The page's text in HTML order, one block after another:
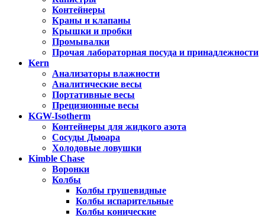
Контейнеры
Краны и клапаны
Крышки и пробки
Промывалки
Прочая лабораторная посуда и принадлежности
Kern
Анализаторы влажности
Аналитические весы
Портативные весы
Прецизионные весы
KGW-Isotherm
Контейнеры для жидкого азота
Сосуды Дьюара
Холодовые ловушки
Kimble Chase
Воронки
Колбы
Колбы грушевидные
Колбы испарительные
Колбы конические